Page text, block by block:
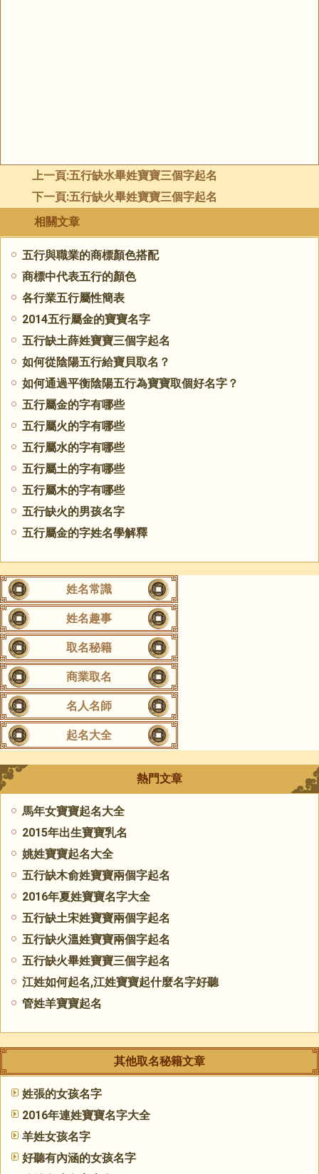
上一頁:五行缺水畢姓寶寶三個字起名
下一頁:五行缺火畢姓寶寶三個字起名
相關文章
五行與職業的商標顏色搭配
商標中代表五行的顏色
各行業五行屬性簡表
2014五行屬金的寶寶名字
五行缺土薛姓寶寶三個字起名
如何從陰陽五行給寶貝取名？
如何通過平衡陰陽五行為寶寶取個好名字？
五行屬金的字有哪些
五行屬火的字有哪些
五行屬水的字有哪些
五行屬土的字有哪些
五行屬木的字有哪些
五行缺火的男孩名字
五行屬金的字姓名學解釋
姓名常識
姓名趣事
取名秘籍
商業取名
名人名師
起名大全
熱門文章
馬年女寶寶起名大全
2015年出生寶寶乳名
姚姓寶寶起名大全
五行缺木俞姓寶寶兩個字起名
2016年夏姓寶寶名字大全
五行缺土宋姓寶寶兩個字起名
五行缺火溫姓寶寶兩個字起名
五行缺火畢姓寶寶三個字起名
江姓如何起名,江姓寶寶起什麼名字好聽
管姓羊寶寶起名
其他取名秘籍文章
姓張的女孩名字
2016年連姓寶寶名字大全
羊姓女孩名字
好聽有內涵的女孩名字